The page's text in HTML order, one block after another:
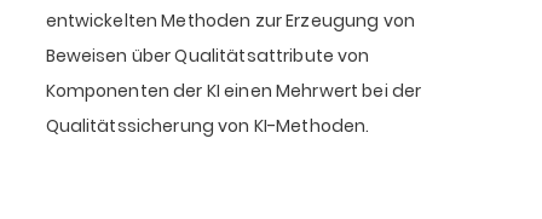
entwickelten Methoden zur Erzeugung von
Beweisen über Qualitätsattribute von
Komponenten der KI einen Mehrwert bei der
Qualitätssicherung von KI-Methoden.